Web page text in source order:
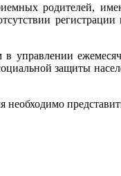
родителей,
регистрации
управлении
защиты